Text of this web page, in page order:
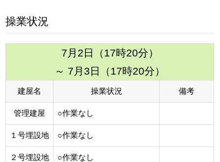
操業状況
7月2日（17時20分）
～ 7月3日（17時20分）
建屋名 操業状況 備考
管理建屋 ○作業なし
１号埋設地 ○作業なし
２号埋設地 ○作業なし